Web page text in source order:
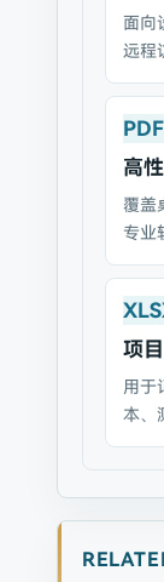
面向
远程
PDF
高
覆盖
专业
项
用于
本、